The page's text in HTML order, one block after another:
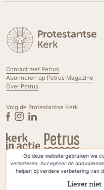
Op deze website gebruiken we
verbeteren. Accepteer de
helpen bij verdere verbetering van
Liever niet
Contact met Petrus
Abonneren op Petrus Magazine
Over Petrus
Volg de Protestantse Kerk
Privacyverklaring & Cookies